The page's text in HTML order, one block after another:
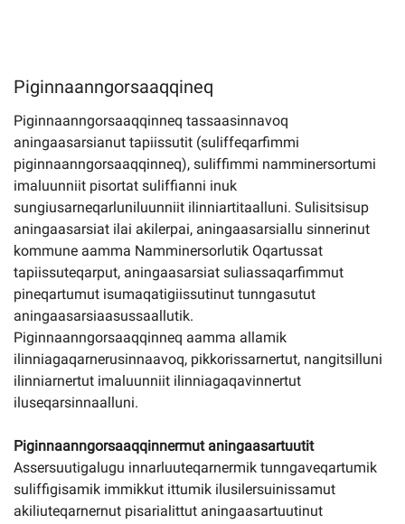
Piginnaanngorsaaqqineq
Piginnaanngorsaaqqinneq tassaasinnavoq
aningaasarsianut tapiissutit (suliffeqarfimmi
piginnaanngorsaaqqinneq), suliffimmi namminersortumi
imaluunniit pisortat suliffianni inuk
sungiusarneqarluniluunniit ilinniartitaalluni. Sulisitsisup
aningaasarsiat ilai akilerpai, aningaasarsiallu sinnerinut
kommune aamma Namminersorlutik Oqartussat
tapiissuteqarput, aningaasarsiat suliassaqarfimmut
pineqartumut isumaqatigiissutinut tunngasutut
aningaasarsiaasussaallutik.
Piginnaanngorsaaqqinneq aamma allamik
ilinniagaqarnerusinnaavoq, pikkorissarnertut, nangitsilluni
ilinniarnertut imaluunniit ilinniagaqavinnertut
iluseqarsinnaalluni.
Piginnaanngorsaaqqinnermut aningaasartuutit
Assersuutigalugu innarluuteqarnermik tunngaveqartumik
suliffigisamik immikkut ittumik ilusilersuinissamut
akiliuteqarnernut pisarialittut aningaasartuutinut